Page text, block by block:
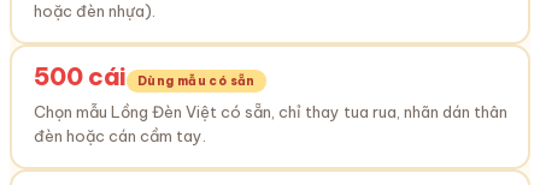
hoặc đèn nhựa).
500 cái Dùng mẫu có sẵn
Chọn mẫu Lồng Đèn Việt có sẵn, chỉ thay tua rua, nhãn dán thân
đèn hoặc cán cầm tay.